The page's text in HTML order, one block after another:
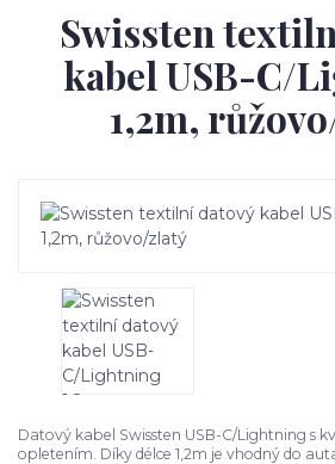
Swissten
kabel USB-C/
1,2m,
Datový kabel Swissten USB-C/Lightning s
opletením. Díky délce 1,2m je vhodný do